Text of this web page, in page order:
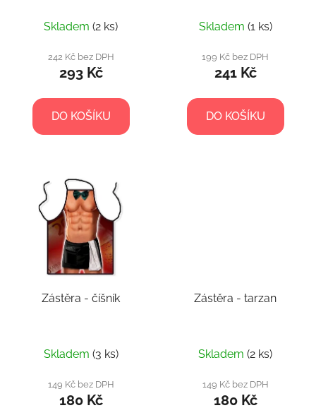
Skladem (2 ks)
242 Kč bez DPH
293 Kč
DO KOŠÍKU
Skladem (1 ks)
199 Kč bez DPH
241 Kč
DO KOŠÍKU
Zástěra - číšník
Skladem (3 ks)
149 Kč bez DPH
180 Kč
Zástěra - tarzan
Skladem (2 ks)
149 Kč bez DPH
180 Kč